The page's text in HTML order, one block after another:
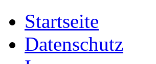
Startseite
Datenschutz